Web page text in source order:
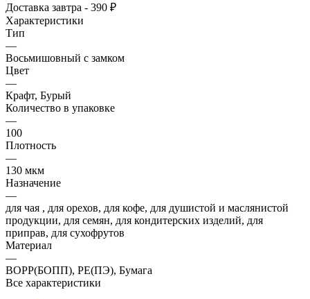
Доставка завтра - 390 ₽
Характеристики
Тип
—
Восьмишовный с замком
Цвет
—
Крафт, Бурый
Количество в упаковке
—
100
Плотность
—
130 мкм
Назначение
—
для чая , для орехов, для кофе, для душистой и маслянистой
продукции, для семян, для кондитерских изделий, для
приправ, для сухофрутов
Материал
—
BOPP(БОПП), PE(ПЭ), Бумага
Все характеристики